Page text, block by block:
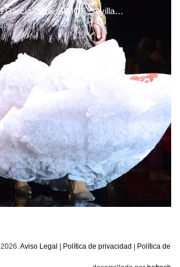
García 2016, SIMOF, Sevilla…
Aviso Legal Política de privacidad
Política de